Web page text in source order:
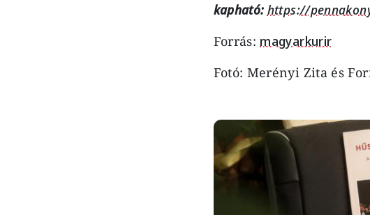
kapható: https://
Forrás: magyarkurir
Fotó: Merényi Zita és
Image